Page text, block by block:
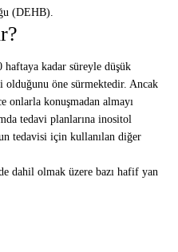
(DEHB).
kadar süreyle düşük
olduğunu öne sürmektedir. Ancak
onlarla konuşmadan almayı
tedavi planlarına inositol
tedavisi için kullanılan diğer
dahil olmak üzere bazı hafif yan